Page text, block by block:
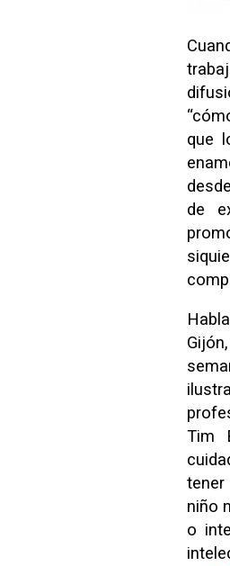
que
de
Tim
niño
o